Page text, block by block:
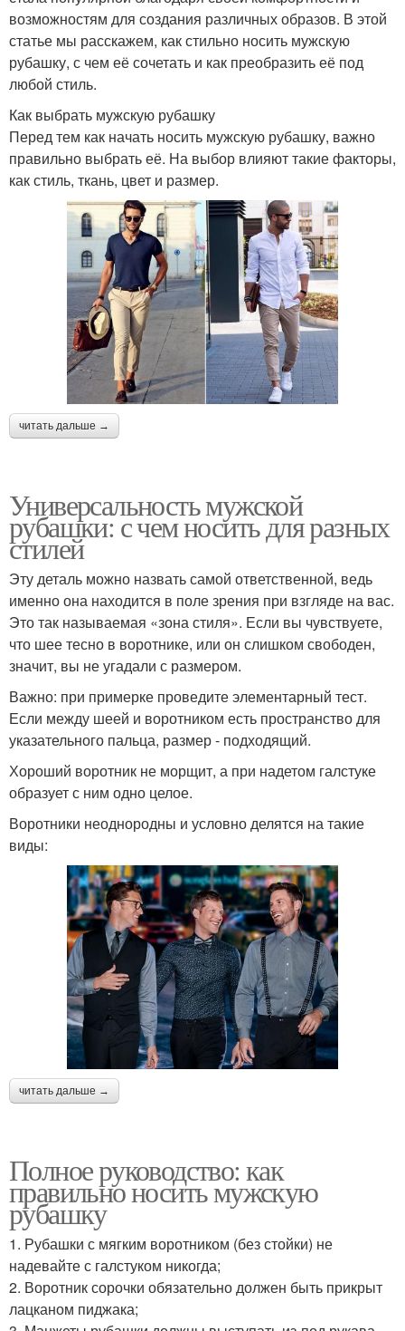
возможностям для создания различных образов. В этой
статье мы расскажем, как стильно носить мужскую
рубашку, с чем её сочетать и как преобразить её под
любой стиль.
Как выбрать мужскую рубашку
Перед тем как начать носить мужскую рубашку, важно
правильно выбрать её. На выбор влияют такие факторы,
как стиль, ткань, цвет и размер.
читать дальше →
Универсальность мужской
рубашки: с чем носить для разных
стилей
Эту деталь можно назвать самой ответственной, ведь
именно она находится в поле зрения при взгляде на вас.
Это так называемая «зона стиля». Если вы чувствуете,
что шее тесно в воротнике, или он слишком свободен,
значит, вы не угадали с размером.
Важно: при примерке проведите элементарный тест.
Если между шеей и воротником есть пространство для
указательного пальца, размер - подходящий.
Хороший воротник не морщит, а при надетом галстуке
образует с ним одно целое.
Воротники неоднородны и условно делятся на такие
виды:
читать дальше →
Полное руководство: как
правильно носить мужскую
рубашку
1. Рубашки с мягким воротником (без стойки) не
надевайте с галстуком никогда;
2. Воротник сорочки обязательно должен быть прикрыт
лацканом пиджака;